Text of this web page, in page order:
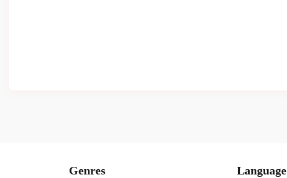
Genres Language